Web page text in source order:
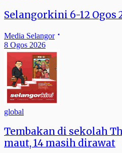
Selangorkini 6-12 Ogos
Media Selangor
8 Ogos 2026
global
Tembakan di sekolah
maut, 14 masih dirawat